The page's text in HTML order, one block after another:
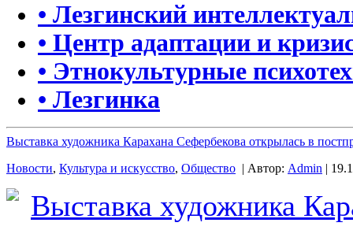
• Лезгинский
• Центр адаптации и
• Этнокультурные
• Лезгинка
Выставка художника Карахана Сефербекова открылась в
Новости, Культура и искусство, Общество | Автор: Admin |